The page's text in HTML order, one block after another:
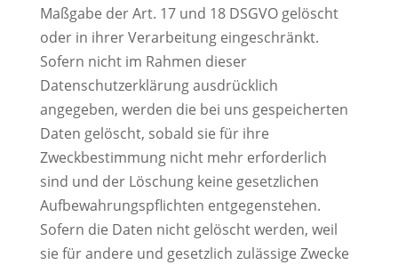
Maßgabe der Art. 17 und 18 DSGVO gelöscht
oder in ihrer Verarbeitung eingeschränkt.
Sofern nicht im Rahmen dieser
Datenschutzerklärung ausdrücklich
angegeben, werden die bei uns gespeicherten
Daten gelöscht, sobald sie für ihre
Zweckbestimmung nicht mehr erforderlich
sind und der Löschung keine gesetzlichen
Aufbewahrungspflichten entgegenstehen.
Sofern die Daten nicht gelöscht werden, weil
sie für andere und gesetzlich zulässige Zwecke